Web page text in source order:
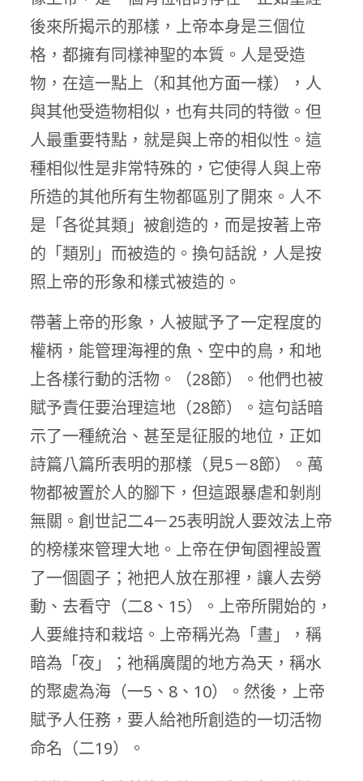
後來所揭示的那樣，上帝本身是三個位
格，都擁有同樣神聖的本質。人是受造
物，在這一點上（和其他方面一樣），人
與其他受造物相似，也有共同的特徵。但
人最重要特點，就是與上帝的相似性。這
種相似性是非常特殊的，它使得人與上帝
所造的其他所有生物都區別了開來。人不
是「各從其類」被創造的，而是按著上帝
的「類別」而被造的。換句話說，人是按
照上帝的形象和樣式被造的。
帶著上帝的形象，人被賦予了一定程度的
權柄，能管理海裡的魚、空中的鳥，和地
上各樣行動的活物。（28節）。他們也被
賦予責任要治理這地（28節）。這句話暗
示了一種統治、甚至是征服的地位，正如
詩篇八篇所表明的那樣（見5－8節）。萬
物都被置於人的腳下，但這跟暴虐和剝削
無關。創世記二4－25表明說人要效法上帝
的榜樣來管理大地。上帝在伊甸園裡設置
了一個園子；祂把人放在那裡，讓人去勞
動、去看守（二8、15）。上帝所開始的，
人要維持和栽培。上帝稱光為「晝」，稱
暗為「夜」；祂稱廣闊的地方為天，稱水
的聚處為海（一5、8、10）。然後，上帝
賦予人任務，要人給祂所創造的一切活物
命名（二19）。